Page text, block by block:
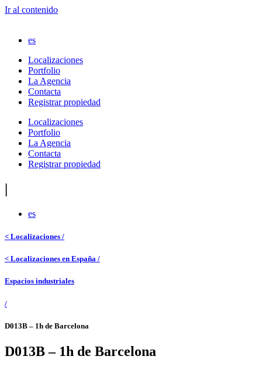
Ir al contenido
es
Localizaciones
Portfolio
La Agencia
Contacta
Registrar propiedad
Localizaciones
Portfolio
La Agencia
Contacta
Registrar propiedad
|
es
< Localizaciones /
< Localizaciones en España /
Espacios industriales
/
D013B – 1h de Barcelona
D013B – 1h de Barcelona